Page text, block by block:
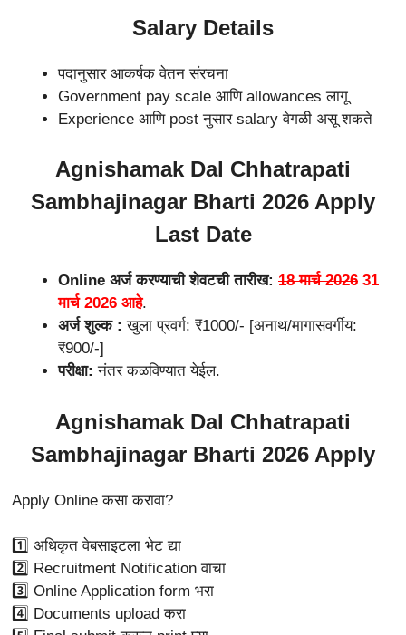
Salary Details
पदानुसार आकर्षक वेतन संरचना
Government pay scale आणि allowances लागू
Experience आणि post नुसार salary वेगळी असू शकते
Agnishamak Dal Chhatrapati
Sambhajinagar Bharti 2026 Apply
Last Date
Online अर्ज करण्याची शेवटची तारीख: 18 मार्च 2026 31
मार्च 2026 आहे.
अर्ज शुल्क : खुला प्रवर्ग: ₹1000/- [अनाथ/मागासवर्गीय:
₹900/-]
परीक्षा: नंतर कळविण्यात येईल.
Agnishamak Dal Chhatrapati
Sambhajinagar Bharti 2026 Apply
Apply Online कसा करावा?
1️⃣ अधिकृत वेबसाइटला भेट द्या
2️⃣ Recruitment Notification वाचा
3️⃣ Online Application form भरा
4️⃣ Documents upload करा